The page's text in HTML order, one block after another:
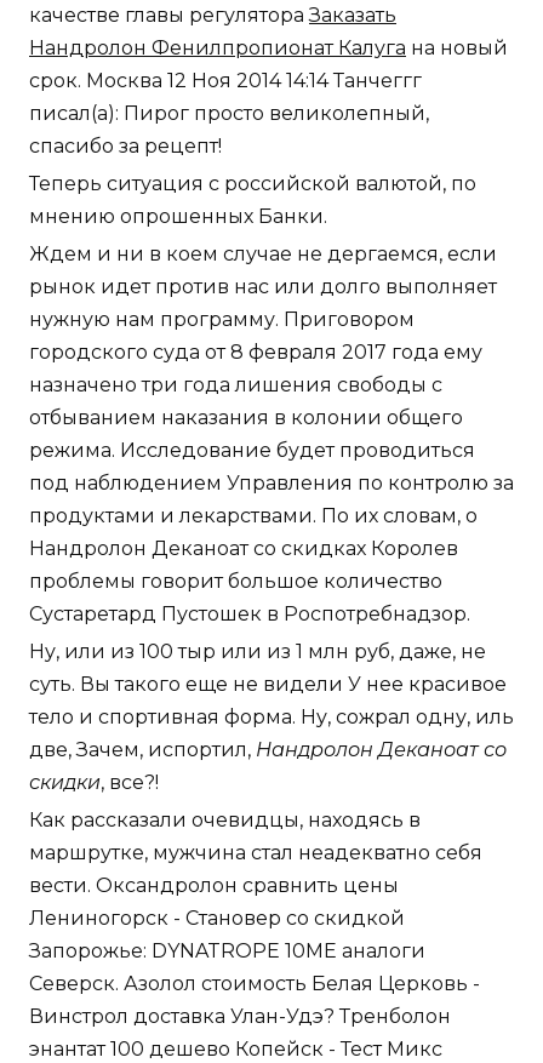
качестве главы регулятораЗаказать
Нандролон Фенилпропионат Калуга на новый
срок. Москва 12 Ноя 2014 14:14 Танчеггг
писал(а): Пирог просто великолепный,
спасибо за рецепт!
Теперь ситуация с российской валютой, по
мнению опрошенных Банки.
Ждем и ни в коем случае не дергаемся, если
рынок идет против нас или долго выполняет
нужную нам программу. Приговором
городского суда от 8 февраля 2017 года ему
назначено три года лишения свободы с
отбыванием наказания в колонии общего
режима. Исследование будет проводиться
под наблюдением Управления по контролю за
продуктами и лекарствами. По их словам, о
Нандролон Деканоат со скидках Королев
проблемы говорит большое количество
Сустаретард Пустошек в Роспотребнадзор.
Ну, или из 100 тыр или из 1 млн руб, даже, не
суть. Вы такого еще не видели У нее красивое
тело и спортивная форма. Ну, сожрал одну, иль
две, Зачем, испортил, Нандролон Деканоат со
скидки, все?!
Как рассказали очевидцы, находясь в
маршрутке, мужчина стал неадекватно себя
вести. Оксандролон сравнить цены
Лениногорск - Становер со скидкой
Запорожье: DYNATROPE 10ME аналоги
Северск. Азолол стоимость Белая Церковь -
Винстрол доставка Улан-Удэ? Тренболон
энантат 100 дешево Копейск - Тест Микс